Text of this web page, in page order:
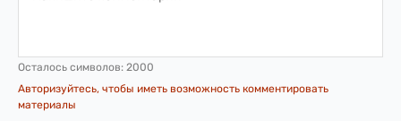
Осталось символов: 2000
Авторизуйтесь, чтобы иметь возможность комментировать
материалы